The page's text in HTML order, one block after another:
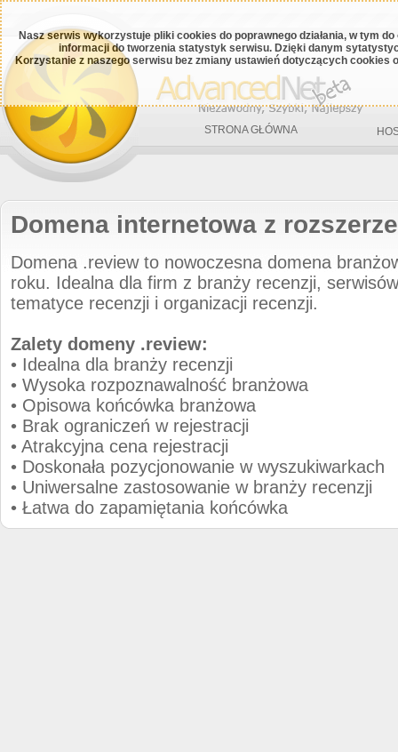
Nasz serwis wykorzystuje pliki cookies do poprawnego działania, w tym
informacji do tworzenia statystyk serwisu. Dzięki danym
Korzystanie z naszego serwisu bez zmiany ustawień dotyczących cookies
STRONA GŁÓWNA
Domena internetowa z
Domena .review to nowoczesna domena
roku. Idealna dla firm z branży recenzji,
tematyce recenzji i organizacji recenzji.
Zalety domeny .review:
• Idealna dla branży recenzji
• Wysoka rozpoznawalność branżowa
• Opisowa końcówka branżowa
• Brak ograniczeń w rejestracji
• Atrakcyjna cena rejestracji
• Doskonała pozycjonowanie w wyszukiwarkach
• Uniwersalne zastosowanie w branży recenzji
• Łatwa do zapamiętania końcówka